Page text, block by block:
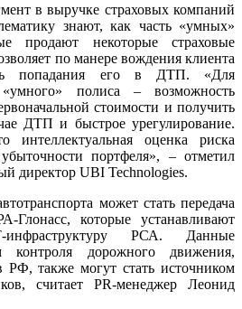
в выручке страховых компаний
знают, как часть «умных»
продают некоторые страховые
по манере вождения клиента
попадания его в ДТП. «Для
«умного» полиса – возможность
стоимости и получить
ДТП и быстрое урегулирование.
интеллектуальная оценка риска
портфеля», – отметил
директор UBI Technologies.
может стать передача
Глонасс, которые устанавливают
РСА. Данные
контроля дорожного движения,
РФ, также могут стать источником
считает PR-менеджер Леонид